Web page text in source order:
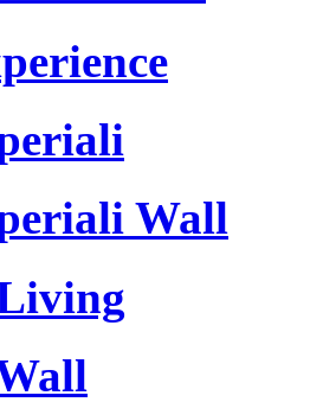
Wall